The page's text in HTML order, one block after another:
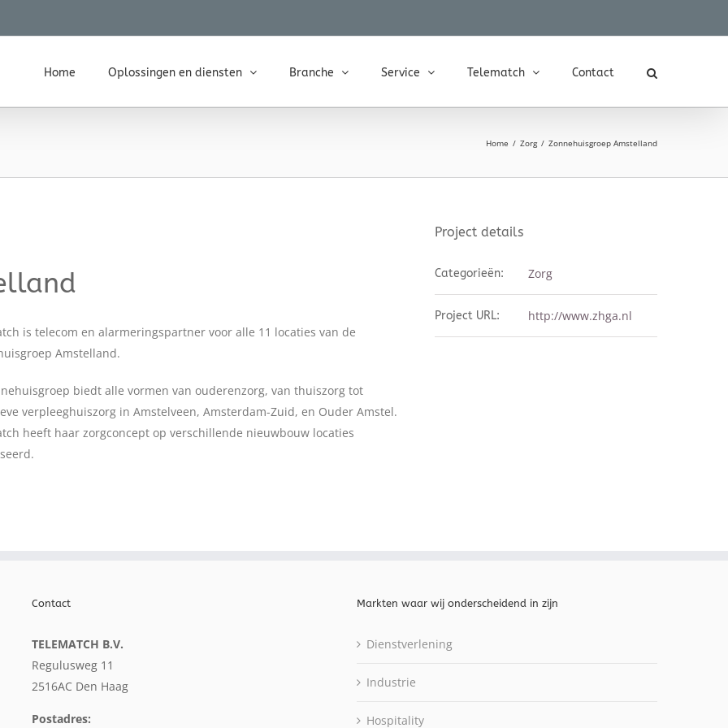
Home Oplossingen en diensten Branche Service Telematch Contact
Home Zorg Zonnehuisgroep Amstelland
is telecom en alarmeringspartner voor alle 11 locaties van de
Amstelland.
biedt alle vormen van ouderenzorg, van thuiszorg tot
verpleeghuiszorg in Amstelveen, Amsterdam-Zuid, en Ouder Amstel.
heeft haar zorgconcept op verschillende nieuwbouw locaties
Project details
Categorieën: Zorg
Project URL: http://www.zhga.nl
Contact
TELEMATCH B.V.
Regulusweg 11
2516AC Den Haag
Postadres:
Markten waar wij onderscheidend in zijn
Dienstverlening
Industrie
Hospitality